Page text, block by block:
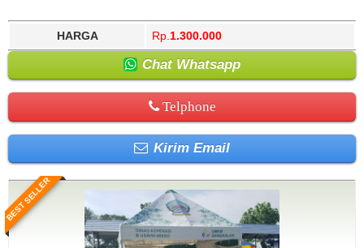
HARGA Rp. 1.300.000
Chat Whatsapp
Telphone
Kirim Email
BEST SELLER